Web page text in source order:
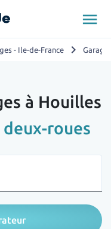
menu
- Ile-de-France chevron_right
à Houilles
roues